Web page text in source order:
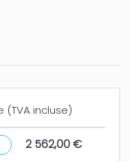
saludo
(TVA incluse)
2 562,00 €